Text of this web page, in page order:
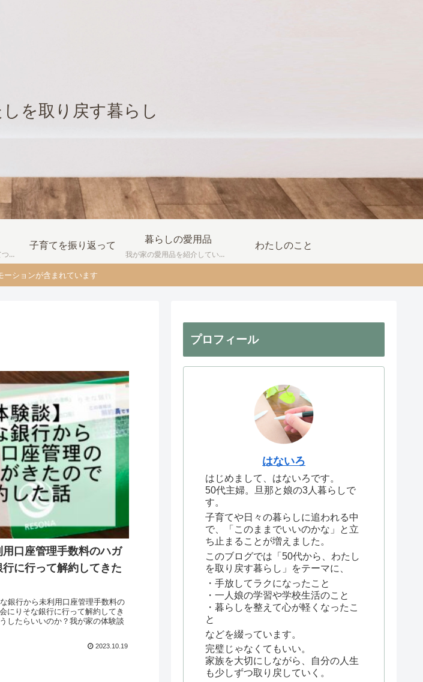
を取り戻す暮らし
50代の私が、実際に使ってつまずいたり、失敗したりしながら学んだ メルカリの体験談をまとめています。
子育てを振り返って
暮らしの愛用品
我が家の愛用品を紹介しています。買って良かった物、実際に使ってみてよかった点などの感想も書いています
わたしのこと
ーションが含まれています
用口座管理手数料のハガ
に行って解約してきた
銀行から未利用口座管理手数料の
にりそな銀行に行って解約してき
したらいいのか？我が家の体験談
2023.10.19
プロフィール
はないろ
はじめまして、はないろです。
50代主婦。旦那と娘の3人暮らしで
す。
子育てや日々の暮らしに追われる中
で、「このままでいいのかな」と立
ち止まることが増えました。
このブログでは「50代から、わたし
を取り戻す暮らし」をテーマに、
・手放してラクになったこと
・一人娘の学習や学校生活のこと
・暮らしを整えて心が軽くなったこ
と
などを綴っています。
完璧じゃなくてもいい。
家族を大切にしながら、自分の人生
も少しずつ取り戻していく。